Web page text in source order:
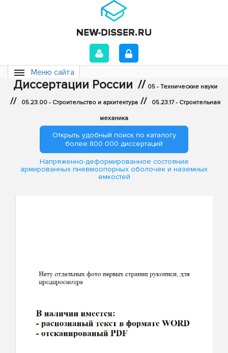
Меню сайта
Диссертации России // 05 - Технические науки
// 05.23.00 - Строительство и архитектура // 05.23.17 - Строительная
механика
Открыть удобный поиск по каталогу
более 800 000 диссертаций
Напряженно-деформированное состояние
армированных пневмоопорных оболочек и наземных
емкостей